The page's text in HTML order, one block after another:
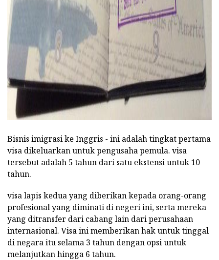
Bisnis imigrasi ke Inggris - ini adalah tingkat pertama
visa dikeluarkan untuk pengusaha pemula. visa
tersebut adalah 5 tahun dari satu ekstensi untuk 10
tahun.
visa lapis kedua yang diberikan kepada orang-orang
profesional yang diminati di negeri ini, serta mereka
yang ditransfer dari cabang lain dari perusahaan
internasional. Visa ini memberikan hak untuk tinggal
di negara itu selama 3 tahun dengan opsi untuk
melanjutkan hingga 6 tahun.